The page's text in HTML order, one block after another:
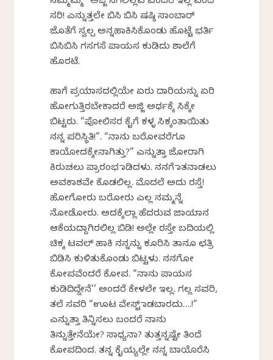
ಸರಿ! ಎನ್ನುತ್ತಲೇ ಬಿಸಿ ಬಿಸಿ ಷಷ್ಠಿ ಸಾಂಬಾರ್
ಜೊತೆಗೆ ಸ್ವಲ್ಪ ಅನ್ನಹಾಕಿಸಿಕೊಂಡು ಹೊಟ್ಟೆ ಭರ್ತಿ
ಬಿಸಿಬಿಸಿ ಗಸಗಸೆ ಪಾಯಸ ಕುಡಿದು ಶಾಲೆಗೆ
ಹೊರಟೆ.
ಹಾಗೆ ಪ್ರಯಾಸದಲ್ಲಿಯೇ ಏರು ದಾರಿಯನ್ನು ಏರಿ
ಹೋಗುತ್ತಿರಬೇಕಾದರೆ ಅಜ್ಜಿ ಅರ್ಧಕ್ಕೆ ಸಿಕ್ಕೇ
ಬಿಟ್ಟರು. “ಪೋಲಿಸರ ಕೈಗೆ ಕಳ್ಳ ಸಿಕ್ಕಂತಾಯಿತು
ನನ್ನ ಪರಿಸ್ಥಿತಿ!”. “ನಾನು ಬರೋವರೆಗೂ
ಕಾಯೋದಕ್ಕೇನಾಗಿತ್ತು?” ಎನ್ನುತ್ತಾ ಜೋರಾಗಿ
ಕಿರುಚಲು ಪ್ರಾರಂಭ ಮಾಡಿದಳು. ನನಗೆ ಮಾತನಾಡಲು
ಅವಕಾಶವೇ ಕೊಡಲಿಲ್ಲ. ಮೊದಲೆ ಅದು ರಸ್ತೆ!
ಹೋಗೋರು ಬರೋರು ಎಲ್ಲ ನಮ್ಮನ್ನೆ
ನೋಡೋರು. ಅದಕ್ಕೆಲ್ಲಾ ಹೆದರುವ ಜಾಯಮಾನ
ಆಕೆಯದ್ದಾಗಿರಲಿಲ್ಲ ಬಿಡಿ! ಅಲ್ಲೇ ರಸ್ತೇ ಬದಿಯಲ್ಲಿ
ಚಿಕ್ಕ ಟವಲ್ ಹಾಕಿ ನನ್ನನ್ನು ಕೂರಿಸಿ ತಾನೂ ಛತ್ರಿ
ಬಿಡಿಸಿ ಕುಳಿತುಕೊಂಡು ಬಿಟ್ಟಳು. ನನಗೋ
ಕೋಪವೆಂದರೆ ಕೋಪ. “ನಾನು ಪಾಯಸ
ಕುಡಿದಿದ್ದೇನೆ’’ ಅಂದರೆ ಕೇಳಲೇ ಇಲ್ಲ. ಗಲ್ಲ ಸವರಿ,
ತಲೆ ಸವರಿ “ಊಟ ವೇಸ್ಟ್ ಮಾಡಬಾರದು….!”
ಎನ್ನುತ್ತಾ ತಿನ್ನಿಸಲು ಬಂದರೆ ನಾನು
ತಿನ್ನುತ್ತೇನೆಯೇ? ಸಾಧ್ಯನಾ? ತುತ್ತನ್ನಷ್ಟೇ ತಿಂದೆ
ಕೋಪದಿಂದ. ತನ್ನ ಕೈಯ್ಯಲ್ಲೇ ನನ್ನ ಬಾಯೊರೆಸಿ